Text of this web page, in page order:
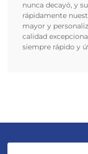
nunca decayó, y
rápidamente
mayor y
calidad
siempre rápido y